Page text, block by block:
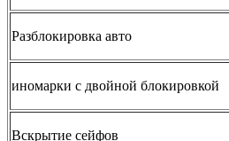
Разблокировка авто
иномарки с двойной блокировкой
Вскрытие сейфов